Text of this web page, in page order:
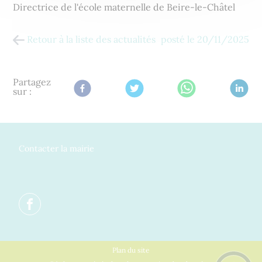
Directrice de l'école maternelle de Beire-le-Châtel
Retour à la liste des actualités posté le 20/11/2025
Partagez
sur :
Contacter la mairie
Plan du site